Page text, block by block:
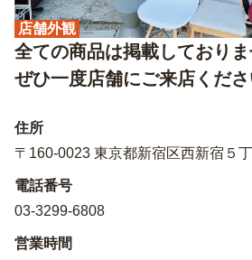
店舗外観
全ての商品は掲載しておりま
ぜひ一度店舗にご来店くださ
住所
〒160-0023 東京都新宿区西新宿５
電話番号
03-3299-6808
営業時間